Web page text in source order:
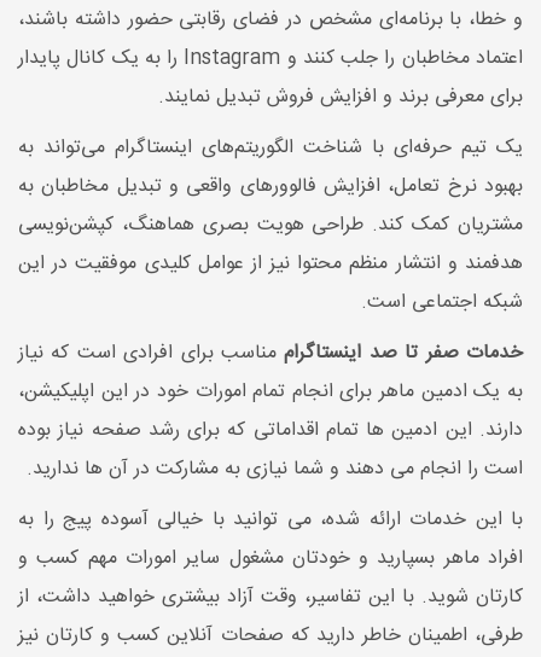
و خطا، با برنامه‌ای مشخص در فضای رقابتی حضور داشته باشند،
اعتماد مخاطبان را جلب کنند و Instagram را به یک کانال پایدار
برای معرفی برند و افزایش فروش تبدیل نمایند.
یک تیم حرفه‌ای با شناخت الگوریتم‌های اینستاگرام می‌تواند به
بهبود نرخ تعامل، افزایش فالوورهای واقعی و تبدیل مخاطبان به
مشتریان کمک کند. طراحی هویت بصری هماهنگ، کپشن‌نویسی
هدفمند و انتشار منظم محتوا نیز از عوامل کلیدی موفقیت در این
شبکه اجتماعی است.
خدمات صفر تا صد اینستاگراممناسب برای افرادی است که نیاز
به یک ادمین ماهر برای انجام تمام امورات خود در این اپلیکیشن،
دارند. این ادمین ها تمام اقداماتی که برای رشد صفحه نیاز بوده
است را انجام می دهند و شما نیازی به مشارکت در آن ها ندارید.
با این خدمات ارائه شده، می توانید با خیالی آسوده پیج را به
افراد ماهر بسپارید و خودتان مشغول سایر امورات مهم کسب و
کارتان شوید. با این تفاسیر، وقت آزاد بیشتری خواهید داشت، از
طرفی، اطمینان خاطر دارید که صفحات آنلاین کسب و کارتان نیز